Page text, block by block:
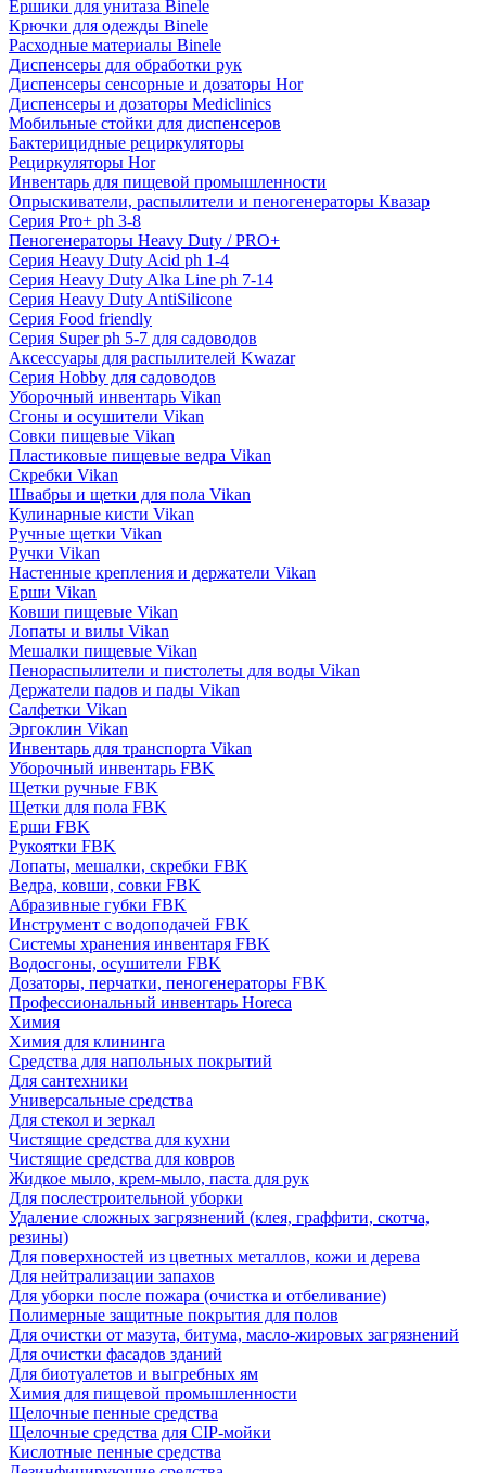
Ёршики для унитаза Binele
Крючки для одежды Binele
Расходные материалы Binele
Диспенсеры для обработки рук
Диспенсеры сенсорные и дозаторы Hor
Диспенсеры и дозаторы Mediclinics
Мобильные стойки для диспенсеров
Бактерицидные рециркуляторы
Рециркуляторы Hor
Инвентарь для пищевой промышленности
Опрыскиватели, распылители и пеногенераторы Квазар
Серия Pro+ ph 3-8
Пеногенераторы Heavy Duty / PRO+
Серия Heavy Duty Acid ph 1-4
Серия Heavy Duty Alka Line ph 7-14
Серия Heavy Duty AntiSilicone
Серия Food friendly
Серия Super ph 5-7 для садоводов
Аксессуары для распылителей Kwazar
Серия Hobby для садоводов
Уборочный инвентарь Vikan
Сгоны и осушители Vikan
Совки пищевые Vikan
Пластиковые пищевые ведра Vikan
Скребки Vikan
Швабры и щетки для пола Vikan
Кулинарные кисти Vikan
Ручные щетки Vikan
Ручки Vikan
Настенные крепления и держатели Vikan
Ерши Vikan
Ковши пищевые Vikan
Лопаты и вилы Vikan
Мешалки пищевые Vikan
Пенораспылители и пистолеты для воды Vikan
Держатели падов и пады Vikan
Салфетки Vikan
Эргоклин Vikan
Инвентарь для транспорта Vikan
Уборочный инвентарь FBK
Щетки ручные FBK
Щетки для пола FBK
Ерши FBK
Рукоятки FBK
Лопаты, мешалки, скребки FBK
Ведра, ковши, совки FBK
Абразивные губки FBK
Инструмент с водоподачей FBK
Системы хранения инвентаря FBK
Водосгоны, осушители FBK
Дозаторы, перчатки, пеногенераторы FBK
Профессиональный инвентарь Horeca
Химия
Химия для клининга
Средства для напольных покрытий
Для сантехники
Универсальные средства
Для стекол и зеркал
Чистящие средства для кухни
Чистящие средства для ковров
Жидкое мыло, крем-мыло, паста для рук
Для послестроительной уборки
Удаление сложных загрязнений (клея, граффити, скотча,
резины)
Для поверхностей из цветных металлов, кожи и дерева
Для нейтрализации запахов
Для уборки после пожара (очистка и отбеливание)
Полимерные защитные покрытия для полов
Для очистки от мазута, битума, масло-жировых загрязнений
Для очистки фасадов зданий
Для биотуалетов и выгребных ям
Химия для пищевой промышленности
Щелочные пенные средства
Щелочные средства для CIP-мойки
Кислотные пенные средства